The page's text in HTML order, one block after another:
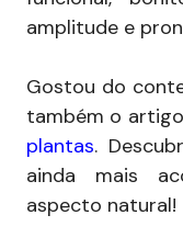
amplitude e
Gostou do
também o
plantas.
ainda mais
aspecto natural!